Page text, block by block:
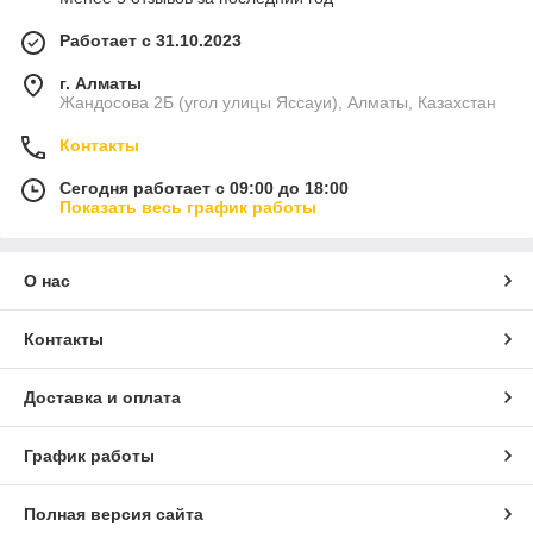
подключению.
Работает с 31.10.2023
г. Алматы
Жандосова 2Б (угол улицы Яссауи), Алматы, Казахстан
Контакты
Сегодня работает с 09:00 до 18:00
Показать весь график работы
О нас
Контакты
Доставка и оплата
График работы
Полная версия сайта